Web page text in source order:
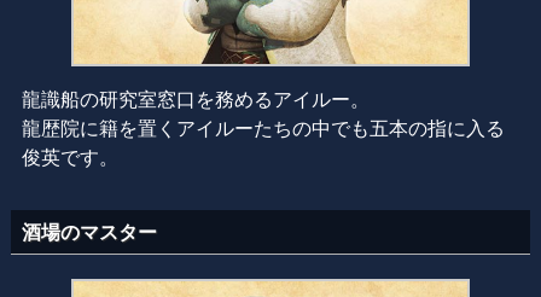
龍識船の研究室窓口を務めるアイルー。
龍歴院に籍を置くアイルーたちの中でも五本の指に入る
俊英です。
酒場のマスター